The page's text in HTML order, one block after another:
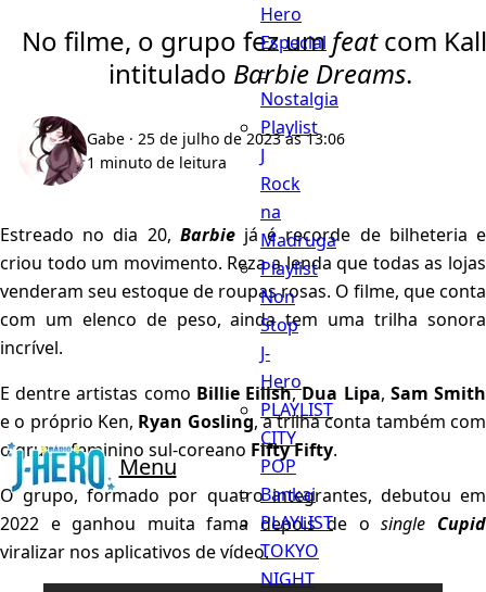
Menu
Hero
Especial
-
Nostalgia
Playlist
J
Rock
na
Madruga
Playlist
Non
Stop
J-
Hero
PLAYLIST
CITY
POP
Bankai
PLAYLIST
TOKYO
NIGHT
No filme, o grupo fez umfeatcom
intitulado Barbie Dreams.
Gabe · 25 de julho de 2023 às 13:06
1 minuto de leitura
Estreado no dia 20, Barbiejá é recorde de bilheteria e
criou todo um movimento. Reza a lenda que todas as lojas
venderam seu estoque de roupas rosas. O filme, que conta
com um elenco de peso, ainda tem uma trilha sonora
incrível.
E dentre artistas como Billie Eilish,Dua Lipa, Sam Smith
e o próprio Ken, Ryan Gosling, a trilha conta também com
o grupo feminino sul-coreano Fifty Fifty.
O grupo, formado por quatro integrantes, debutou em
2022 e ganhou muita fama depois de osingle Cupid
viralizar nos aplicativos de vídeo.